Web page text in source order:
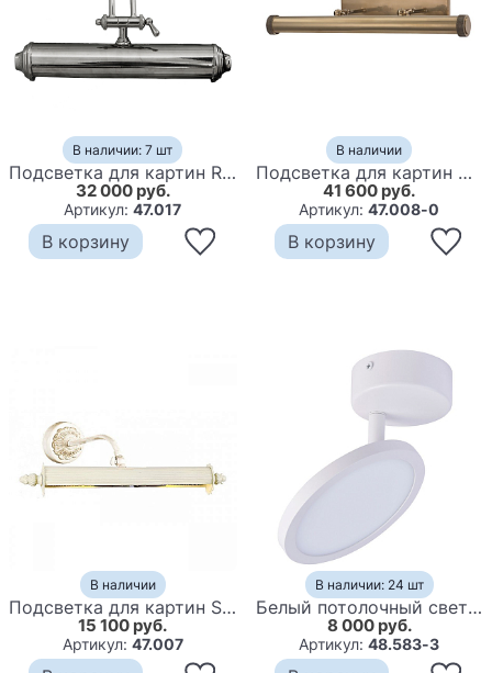
В наличии: 7 шт
Подсветка для картин Rawlings
32 000 руб.
Артикул:47.017
В корзину
В наличии
Подсветка для картин Hudson Valley 5824-AGB Ridgewood 2 Light Picture Brass
41 600 руб.
Артикул:47.008-0
В корзину
В наличии
Подсветка для картин Scroll White
15 100 руб.
Артикул: 47.007
В наличии: 24 шт
Белый потолочный светильник с регулируемым наклоном BENDIK
8 000 руб.
Артикул:48.583-3